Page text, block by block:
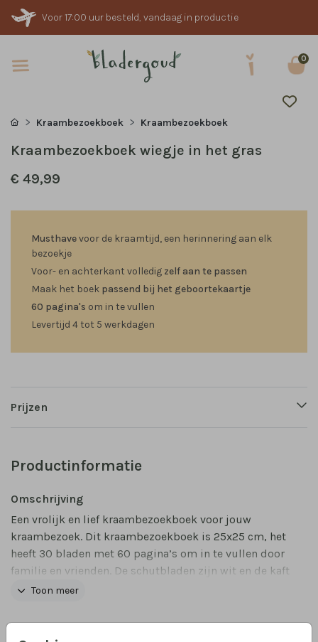
Voor 17:00 uur besteld, vandaag in productie
0
Kraambezoekboek Kraambezoekboek
Kraambezoekboek wiegje in het gras
€ 49,99
Musthavevoor de kraamtijd, een herinnering aan elk
bezoekje
Voor- en achterkant volledig zelf aan te passen
Maak het boek passend bij het geboortekaartje
60 pagina's om in te vullen
Levertijd 4 tot 5 werkdagen
Prijzen
Productinformatie
Omschrijving
Een vrolijk en lief kraambezoekboek voor jouw
kraambezoek. Dit kraambezoekboek is 25x25 cm, het
heeft 30 bladen met 60 pagina’s om in te vullen door
familie en vrienden. De schutbladen zijn wit en de kaft
is volledig naar wens aan te passen in de online
Toon meer